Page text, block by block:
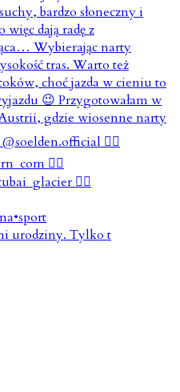
urodziny. Tylko t